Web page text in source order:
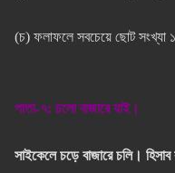
(চ) ফলাফলে সবচেয়ে ছোট সংখ্যা
পাতা-৭: চলো বাজারে যাই।
সাইকেলে চড়ে বাজারে চলি।